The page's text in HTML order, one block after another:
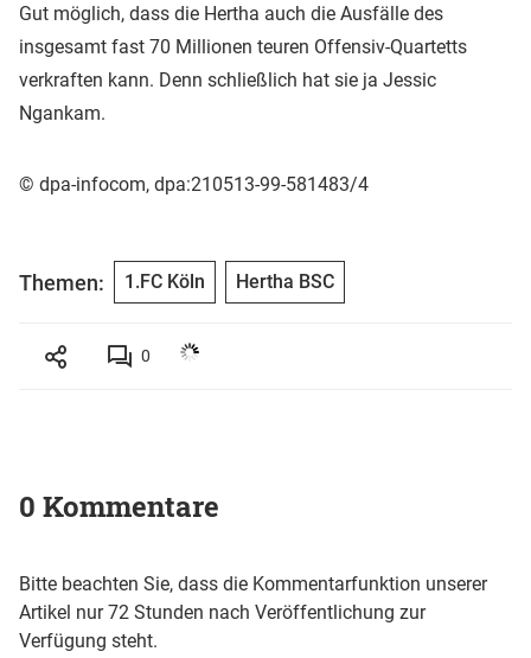
Gut möglich, dass die Hertha auch die Ausfälle des
insgesamt fast 70 Millionen teuren Offensiv-Quartetts
verkraften kann. Denn schließlich hat sie ja Jessic
Ngankam.
© dpa-infocom, dpa:210513-99-581483/4
Themen: 1.FC Köln Hertha BSC
0
0 Kommentare
Bitte beachten Sie, dass die Kommentarfunktion unserer
Artikel nur 72 Stunden nach Veröffentlichung zur
Verfügung steht.